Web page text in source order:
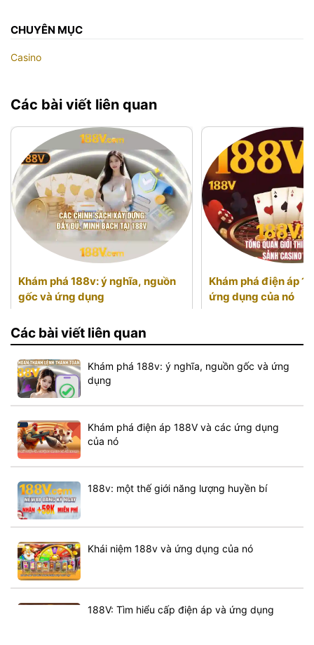
CHUYÊN MỤC
Casino
Các bài viết liên quan
Khám phá 188v: ý nghĩa, nguồn
gốc và ứng dụng
Khám phá điện áp
ứng dụng của nó
Các bài viết liên quan
Khám phá 188v: ý nghĩa, nguồn gốc và ứng
dụng
Khám phá điện áp 188V và các ứng dụng
của nó
188v: một thế giới năng lượng huyền bí
Khái niệm 188v và ứng dụng của nó
188V: Tìm hiểu cấp điện áp và ứng dụng